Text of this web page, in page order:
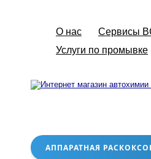
О нас Сервисы
Услуги по промывке
АППАРАТНАЯ